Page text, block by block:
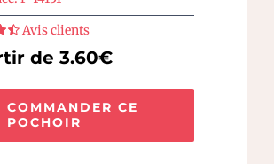
sur
Avis clients
de 3.60€
COMMANDER CE
POCHOIR